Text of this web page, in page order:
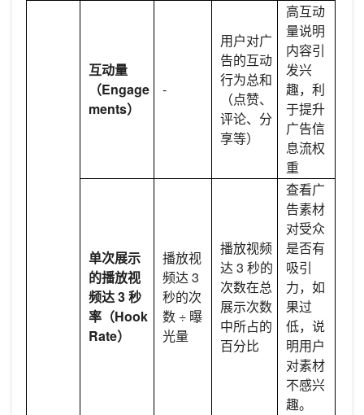
互动量
（Engage
ments）
-
用户对广
告的互动
行为总和
（点赞、
评论、分
享等）
高互动
量说明
内容引
发兴
趣，利
于提升
广告信
息流权
重
单次展示
的播放视
频达 3 秒
率（Hook
Rate）
播放视
频达 3
秒的次
数 ÷ 曝
光量
播放视频
达 3 秒的
次数在总
展示次数
中所占的
百分比
查看广
告素材
对受众
是否有
吸引
力，如
果过
低，说
明用户
对素材
不感兴
趣。